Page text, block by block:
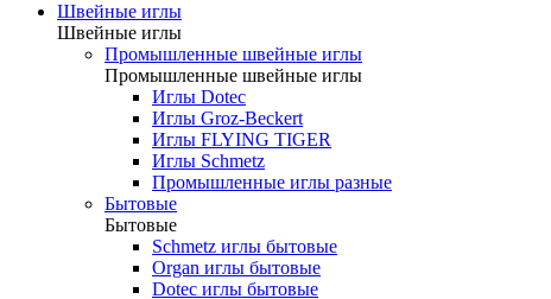
Швейные иглы
Швейные иглы
Промышленные швейные иглы
Промышленные швейные иглы
Иглы Dotec
Иглы Groz-Beckert
Иглы FLYING TIGER
Иглы Schmetz
Промышленные иглы разные
Бытовые
Бытовые
Schmetz иглы бытовые
Organ иглы бытовые
Dotec иглы бытовые